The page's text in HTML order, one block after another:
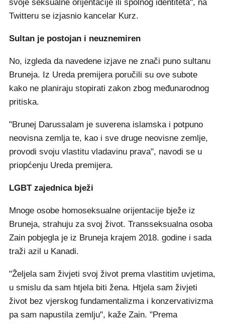
svoje seksualne orijentacije ili spolnog identiteta", na
Twitteru se izjasnio kancelar Kurz.
Sultan je postojan i neuznemiren
No, izgleda da navedene izjave ne znači puno sultanu
Bruneja. Iz Ureda premijera poručili su ove subote
kako ne planiraju stopirati zakon zbog međunarodnog
pritiska.
"Brunej Darussalam je suverena islamska i potpuno
neovisna zemlja te, kao i sve druge neovisne zemlje,
provodi svoju vlastitu vladavinu prava", navodi se u
priopćenju Ureda premijera.
LGBT zajednica bježi
Mnoge osobe homoseksualne orijentacije bježe iz
Bruneja, strahuju za svoj život. Transseksualna osoba
Zain pobjegla je iz Bruneja krajem 2018. godine i sada
traži azil u Kanadi.
"Željela sam živjeti svoj život prema vlastitim uvjetima,
u smislu da sam htjela biti žena. Htjela sam živjeti
život bez vjerskog fundamentalizma i konzervativizma
pa sam napustila zemlju", kaže Zain. "Prema